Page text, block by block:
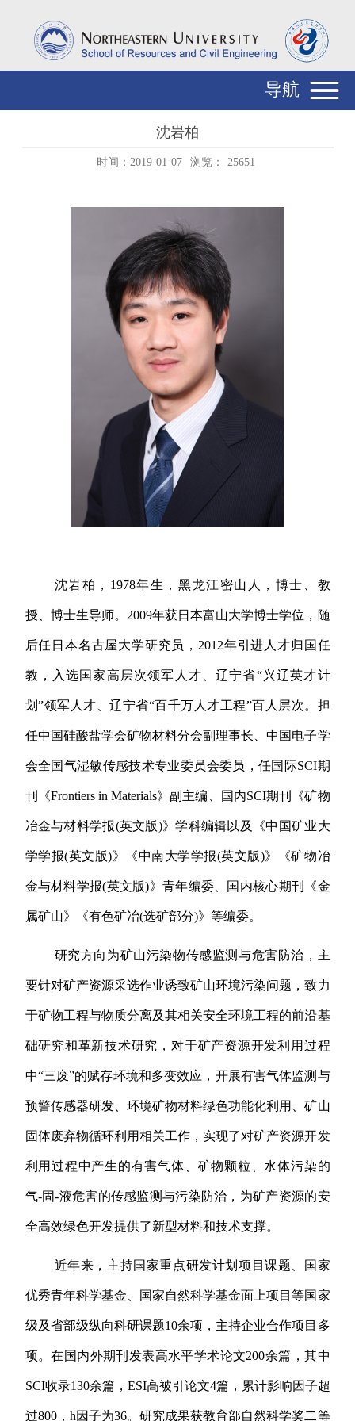
导航
沈岩柏
时间：2019-01-07 浏览： 25651
沈岩柏， 1978年生，黑龙江密山人，博士、教
授、博士生导师。 2009年获日本富山大学博士学位，随
后任日本名古屋大学研究员，2012年引进人才归国任
教，入选国家高层次领军人才、辽宁省“兴辽英才计
划 ”领军人才、辽宁省“百千万人才工程”百人层次。担
任中国硅酸盐学会矿物材料分会副理事长、中国电子学
会全国气湿敏传感技术专业委员会委员，任国际SCI期
刊《Frontiers in Materials》副主编、国内SCI期刊《矿物
冶金与材料学报(英文版)》学科编辑以及《中国矿业大
学学报(英文版)》《中南大学学报(英文版)》《矿物冶
金与材料学报(英文版)》青年编委、国内核心期刊《金
属矿山》《有色矿冶(选矿部分)》等编委。
研究方向为矿山污染物传感监测与危害防治，主
要针对矿产资源采选作业诱致矿山环境污染问题，致力
于矿物工程与物质分离及其相关安全环境工程的前沿基
础研究和革新技术研究，对于矿产资源开发利用过程
中“三废”的赋存环境和多变效应，开展有害气体监测与
预警传感器研发、环境矿物材料绿色功能化利用、矿山
固体废弃物循环利用相关工作，实现了对矿产资源开发
利用过程中产生的有害气体、矿物颗粒、水体污染的
气-固-液危害的传感监测与污染防治，为矿产资源的安
全高效绿色开发提供了新型材料和技术支撑。
近年来，主持国家重点研发计划项目课题、国家
优秀青年科学基金、国家自然科学基金面上项目等国家
级及省部级纵向科研课题10余项，主持企业合作项目多
项。在国内外期刊发表高水平学术论文200余篇，其中
SCI收录130余篇， ESI高被引论文4篇，累计影响因子超
过800， h因子为36。研究成果获教育部自然科学奖二等